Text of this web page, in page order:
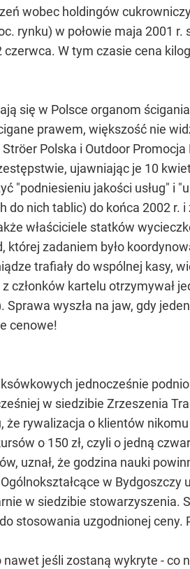
wobec holdingów
rynku) w połowie maja 2001
W tym czasie cena
się w Polsce organom
prawem, większość nie
Polska i Outdoor
ujawniając je 10
"podniesieniu jakości usług"
do nich tablic) do końca 2002
właściciele statków
której zadaniem było
trafiały do wspólnej kasy,
członków kartelu otrzymywał
wyszła na jaw, gdy
cenowe!
jednocześnie
w siedzibie Zrzeszenia
rywalizacja o klientów
o 150 zł, czyli o jedną
uznał, że godzina nauki
w
w siedzibie stowarzyszenia.
stosowania uzgodnionej
nawet jeśli zostaną wykryte -